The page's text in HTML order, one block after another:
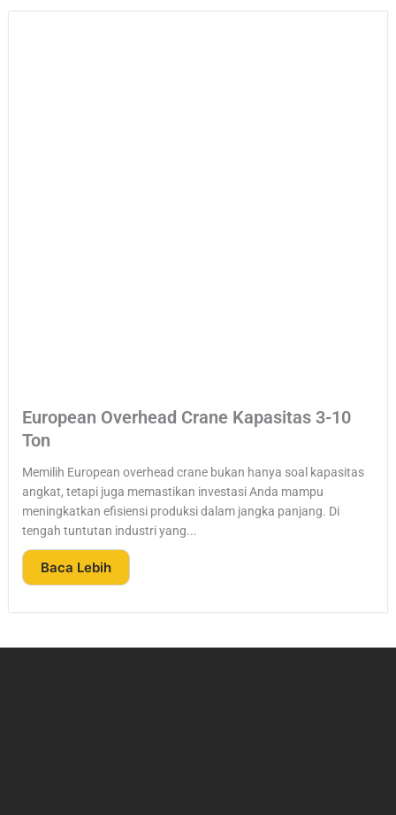
European Overhead Crane Kapasitas 3-10
Ton
Memilih European overhead crane bukan hanya soal kapasitas
angkat, tetapi juga memastikan investasi Anda mampu
meningkatkan efisiensi produksi dalam jangka panjang. Di
tengah tuntutan industri yang...
Baca Lebih